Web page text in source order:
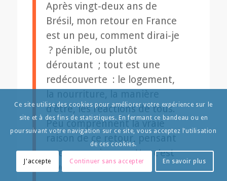
Après vingt-deux ans de
Brésil, mon retour en France
est un peu, comment dirai-je
? pénible, ou plutôt
déroutant ; tout est une
redécouverte : le logement,
d’être, les réactions de tous.
Peu comprennent la vraie
raison de ce retour, pensant
que ce que je regrette, c’est
Ce site utilise des cookies pour améliorer votre expérience sur le
site et à des fins de statistiques. En fermant ce bandeau ou en
poursuivant votre navigation sur ce site, vous acceptez l’utilisation
de ces cookies.
J'accepte Continuer sans accepter En savoir plus